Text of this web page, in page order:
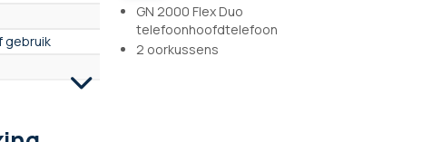
gebruik
GN 2000 Flex Duo
telefoonhoofdtelefoon
2 oorkussens